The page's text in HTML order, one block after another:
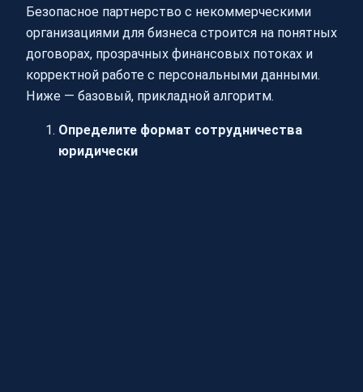
Безопасное партнерство с некоммерческими
организациями для бизнеса строится на понятных
договорах, прозрачных финансовых потоках и
корректной работе с персональными данными.
Ниже — базовый, прикладной алгоритм.
Определите формат сотрудничества
юридически